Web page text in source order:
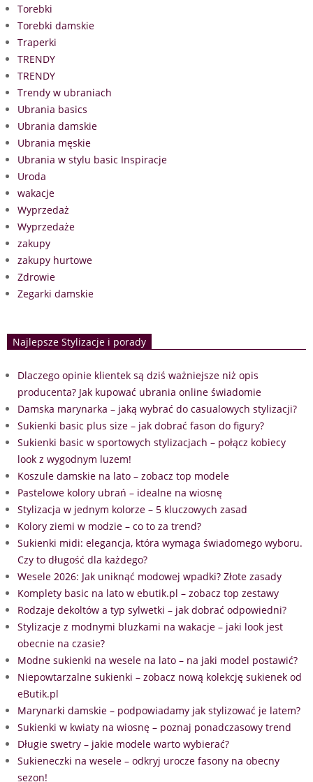
Torebki
Torebki damskie
Traperki
TRENDY
TRENDY
Trendy w ubraniach
Ubrania basics
Ubrania damskie
Ubrania męskie
Ubrania w stylu basic Inspiracje
Uroda
wakacje
Wyprzedaż
Wyprzedaże
zakupy
zakupy hurtowe
Zdrowie
Zegarki damskie
Najlepsze Stylizacje i porady
Dlaczego opinie klientek są dziś ważniejsze niż opis
producenta? Jak kupować ubrania online świadomie
Damska marynarka – jaką wybrać do casualowych stylizacji?
Sukienki basic plus size – jak dobrać fason do figury?
Sukienki basic w sportowych stylizacjach – połącz kobiecy
look z wygodnym luzem!
Koszule damskie na lato – zobacz top modele
Pastelowe kolory ubrań – idealne na wiosnę
Stylizacja w jednym kolorze – 5 kluczowych zasad
Kolory ziemi w modzie – co to za trend?
Sukienki midi: elegancja, która wymaga świadomego wyboru.
Czy to długość dla każdego?
Wesele 2026: Jak uniknąć modowej wpadki? Złote zasady
Komplety basic na lato w ebutik.pl – zobacz top zestawy
Rodzaje dekoltów a typ sylwetki – jak dobrać odpowiedni?
Stylizacje z modnymi bluzkami na wakacje – jaki look jest
obecnie na czasie?
Modne sukienki na wesele na lato – na jaki model postawić?
Niepowtarzalne sukienki – zobacz nową kolekcję sukienek od
eButik.pl
Marynarki damskie – podpowiadamy jak stylizować je latem?
Sukienki w kwiaty na wiosnę – poznaj ponadczasowy trend
Długie swetry – jakie modele warto wybierać?
Sukieneczki na wesele – odkryj urocze fasony na obecny
sezon!